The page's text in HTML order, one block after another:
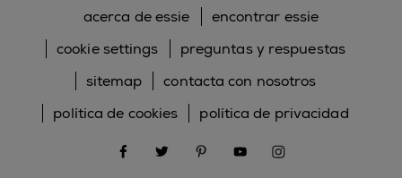
acerca de essie
encontrar essie
cookie settings
preguntas y respuestas
sitemap
contacta con nosotros
política de cookies
política de privacidad
facebooktwitter pinterestyoutubeinstagram